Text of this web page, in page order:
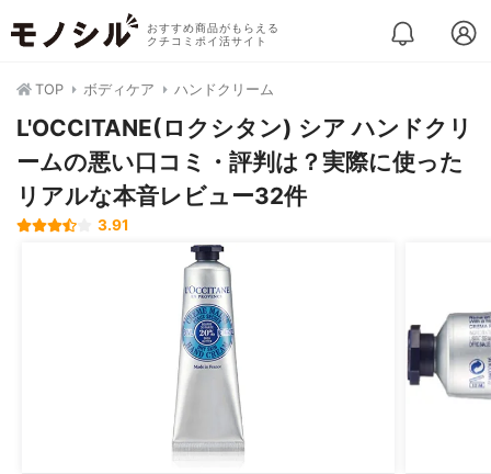
おすすめ商品がもらえる
クチコミポイ活サイト
TOP ボディケア ハンドクリーム
L'OCCITANE(ロクシタン) シア ハンドクリ
ームの悪い口コミ・評判は？実際に使った
リアルな本音レビュー32件
3.91